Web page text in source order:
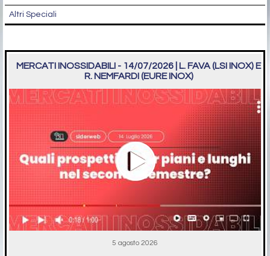
Altri Speciali
MERCATI INOSSIDABILI - 14/07/2026 | L. FAVA (LSI INOX) E
R. NEMFARDI (EURE INOX)
5 agosto 2026